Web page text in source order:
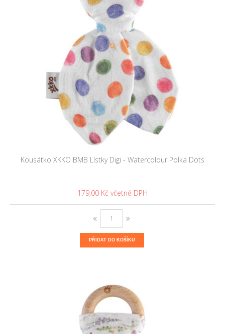
Kousátko XKKO BMB Lístky Digi - Watercolour Polka Dots
179,00 Kč
PŘIDAT DO KOŠÍKU